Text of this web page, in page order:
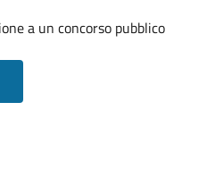
a un concorso pubblico